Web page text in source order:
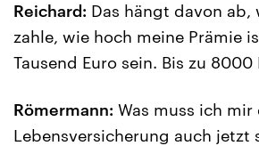
Reichard: Das hängt davon
zahle, wie hoch meine Prämie
Tausend Euro sein. Bis zu
Römermann: Was muss ich
Lebensversicherung auch jetzt